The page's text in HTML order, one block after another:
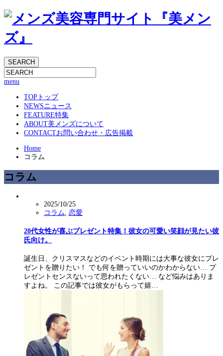
menu
TOP トップ
NEWSニュース
FEATURE特集
ABOUT美メンズについて
CONTACTお問い合わせ・広告掲載
Home
コラム
コラム
2025/10/25
コラム, 恋愛
20代女性が喜ぶプレゼント特集！彼女の可愛い笑顔が見たい彼
氏向け。
誕生日、クリスマスなどのイベント時期には大事な彼女にプレ
ゼントを贈りたい！ でも何を贈っていいのかわからない… プ
レゼントセンスないって思われたくない… など悩みはありま
すよね。 この記事では彼女がもらって嬉…